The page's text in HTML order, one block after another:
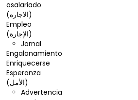
asalariado
(الاجاره)
Empleo
(الإجارة)
Jornal
Engalanamiento
Enriquecerse
Esperanza
(الأمل)
Advertencia